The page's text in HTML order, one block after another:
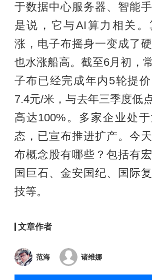
于数据中心服务器、智能
是说，它与AI算力相关。
涨，电子布摇身一变成了
也水涨船高。截至6月初，
子布已经完成年内5轮提价
7.4元/米，与去年三季度低
高达100%。多家企业处
态，已宣布推进扩产。今
布概念股有哪些？包括有
国巨石、金安国纪、国际
技等。
文章作者
范海 诸维娜